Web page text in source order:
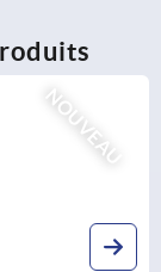
K2265